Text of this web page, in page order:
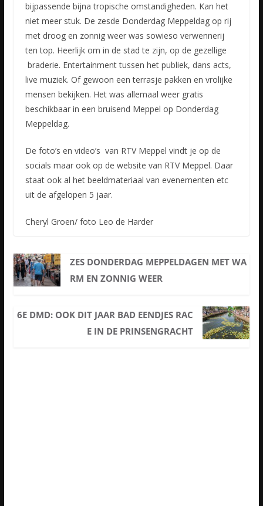
bijpassende bijna tropische omstandigheden. Kan het
niet meer stuk. De zesde Donderdag Meppeldag op rij
met droog en zonnig weer was sowieso verwennerij
ten top. Heerlijk om in de stad te zijn, op de gezellige
braderie. Entertainment tussen het publiek, dans acts,
live muziek. Of gewoon een terrasje pakken en vrolijke
mensen bekijken. Het was allemaal weer gratis
beschikbaar in een bruisend Meppel op Donderdag
Meppeldag.
De foto’s en video’s van RTV Meppel vindt je op de
socials maar ook op de website van RTV Meppel. Daar
staat ook al het beeldmateriaal van evenementen etc
uit de afgelopen 5 jaar.
Cheryl Groen/ foto Leo de Harder
ZES DONDERDAG MEPPELDAGEN MET WA
RM EN ZONNIG WEER
6E DMD: OOK DIT JAAR BAD EENDJES RAC
E IN DE PRINSENGRACHT